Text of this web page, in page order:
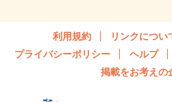
利用規約 リンクについ
プライバシーポリシー
ヘルプ
掲載をお考えの